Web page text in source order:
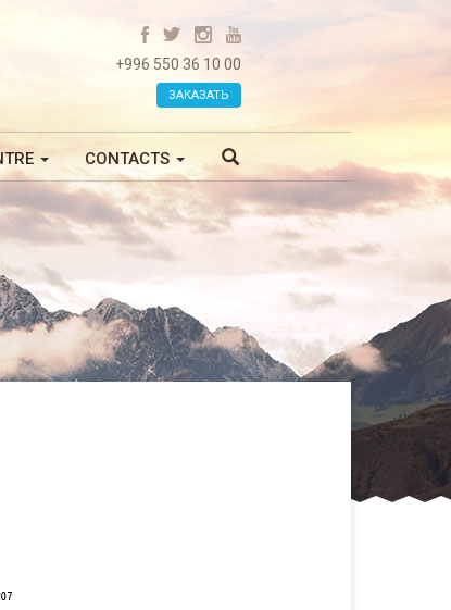
+996 550 36 10 00
ЗАКАЗАТЬ
CONTACTS